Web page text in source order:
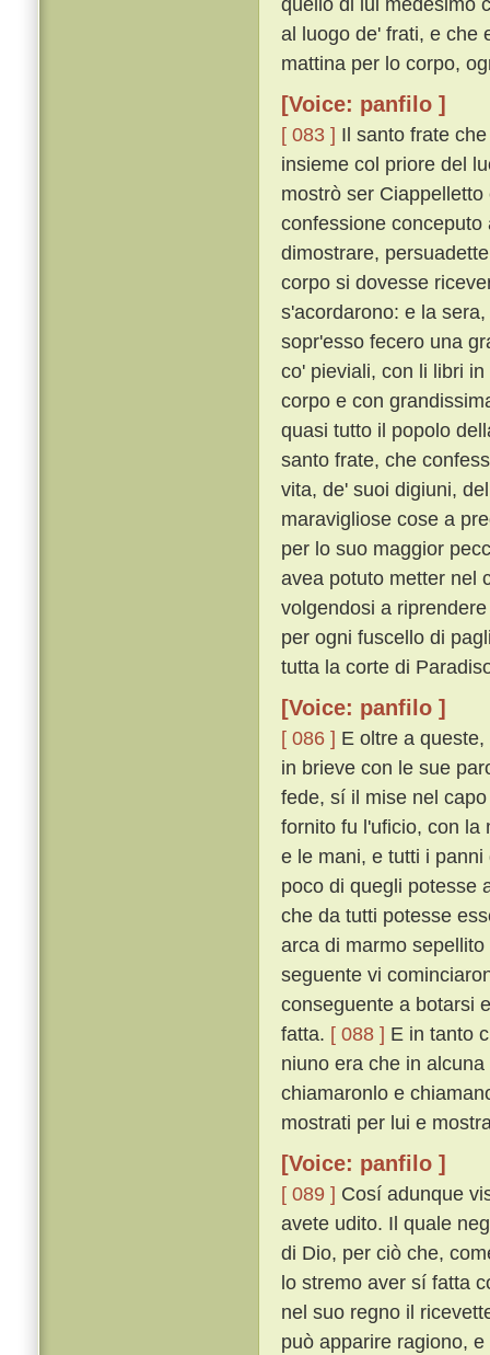
al luogo de' frati, e che
mattina per lo corpo,
[Voice: panfilo ]
[ 083 ] Il santo frate
insieme col priore del
mostrò ser
confessione
dimostrare,
corpo si dovesse
s'acordarono: e la
sopr'esso fecero una
co' pieviali, con li libri
corpo e con
quasi tutto il popolo
santo frate, che
vita, de' suoi digiuni,
maravigliose cose a
per lo suo maggior
avea potuto metter nel
volgendosi a
per ogni fuscello di
tutta la corte di
[Voice: panfilo ]
[ 086 ] E oltre a
in brieve con le sue
fede, sí il mise nel
fornito fu l'uficio, con la
e le mani, e tutti i
poco di quegli potesse
che da tutti potesse
arca di marmo
seguente vi
conseguente a botarsi
fatta. [ 088 ] E in tanto
niuno era che in
chiamaronlo e
mostrati per lui e
[Voice: panfilo ]
[ 089 ] Cosí adunque
avete udito. Il quale
di Dio, per ciò che,
lo stremo aver sí fatta
nel suo regno il
può apparire ragiono,